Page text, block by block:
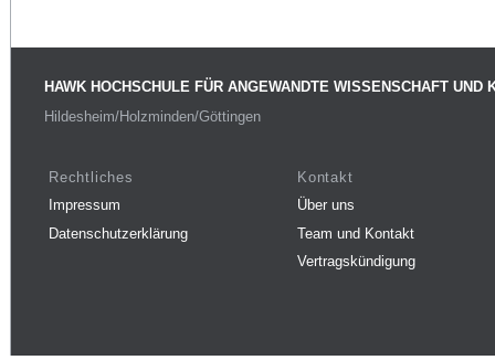
HAWK HOCHSCHULE FÜR ANGEWANDTE WISSENSCHAFT UND
Hildesheim/Holzminden/Göttingen
Rechtliches
Impressum
Datenschutzerklärung
Kontakt
Über uns
Team und Kontakt
Vertragskündigung